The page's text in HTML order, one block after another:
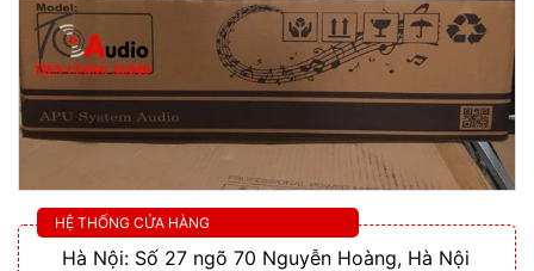
HỆ THỐNG CỬA HÀNG
Hà Nội: Số 27 ngõ 70 Nguyễn Hoàng, Hà Nội